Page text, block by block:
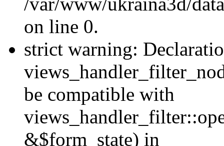
on line 0.
strict warning:
be compatible with
&$form_state) in